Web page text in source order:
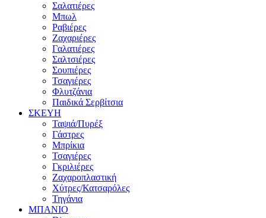
Σαλατιέρες
Μπωλ
Ραβιέρες
Ζαχαριέρες
Γαλατιέρες
Σαλτσιέρες
Σουπιέρες
Τσαγιέρες
Φλυτζάνια
Παιδικά Σερβίτσια
ΣΚΕΥΗ
Ταψιά/Πυρέξ
Γάστρες
Μπρίκια
Τσαγιέρες
Γκριλιέρες
Ζαχαροπλαστική
Χύτρες/Κατσαρόλες
Τηγάνια
ΜΠΑΝΙΟ